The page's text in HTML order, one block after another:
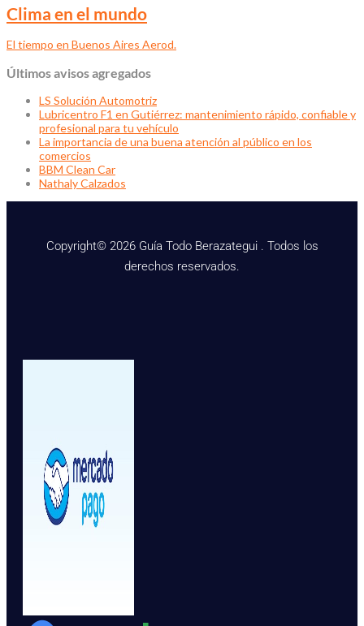
Clima en el mundo
El tiempo en Buenos Aires Aerod.
Últimos avisos agregados
LS Solución Automotriz
Lubricentro F1 en Gutiérrez: mantenimiento rápido, confiable y
profesional para tu vehículo
La importancia de una buena atención al público en los
comercios
BBM Clean Car
Nathaly Calzados
Copyright© 2026 Guía Todo Berazategui . Todos los
derechos reservados.